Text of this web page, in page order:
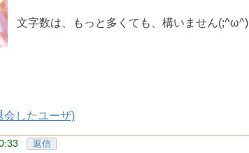
文字数は、もっと多くても、構いません(;^ω^)
会したユーザ)
返信